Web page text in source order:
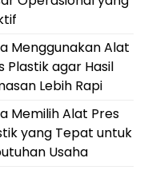
Menggunakan Alat
Plastik agar Hasil
Lebih Rapi
Memilih Alat Pres
yang Tepat untuk
Usaha